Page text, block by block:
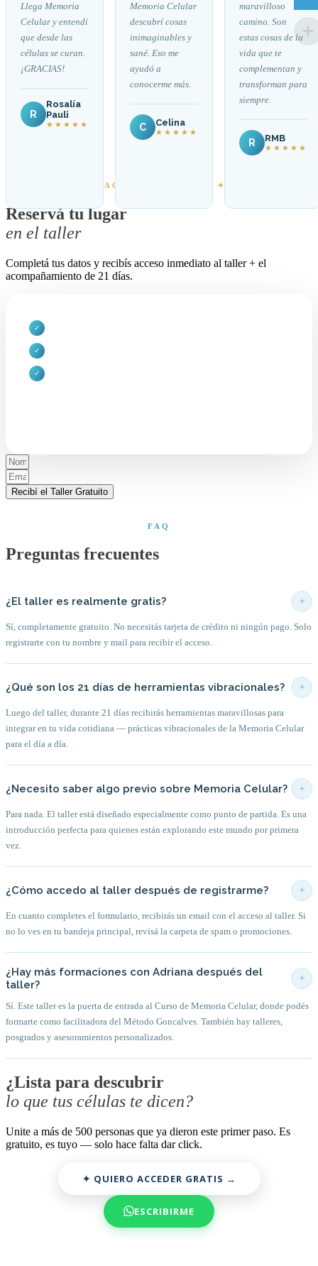
Llega Memoria
Celular y entendí
que desde las
células se curan.
¡GRACIAS!
R
Rosalía
Pauli
★★★★★
Memoria Celular
descubrí cosas
inimaginables y
sané. Eso me
ayudó a
conocerme más.
C Celina
★★★★★
maravilloso
camino. Son
estas cosas de la
vida que te
complementan y
transforman para
siempre.
R RMB
★★★★★
✦ ACCESO GRATUITO ✦
Reservá tu lugar
en el taller
Completá tus datos y recibís acceso inmediato al taller + el
acompañamiento de 21 días.
✓
✓
✓
Recibí el Taller Gratuito
FAQ
Preguntas frecuentes
¿El taller es realmente gratis? +
Sí, completamente gratuito. No necesitás tarjeta de crédito ni ningún pago. Solo
registrarte con tu nombre y mail para recibir el acceso.
¿Qué son los 21 días de herramientas vibracionales? +
Luego del taller, durante 21 días recibirás herramientas maravillosas para
integrar en tu vida cotidiana — prácticas vibracionales de la Memoria Celular
para el día a día.
¿Necesito saber algo previo sobre Memoria Celular? +
Para nada. El taller está diseñado especialmente como punto de partida. Es una
introducción perfecta para quienes están explorando este mundo por primera
vez.
¿Cómo accedo al taller después de registrarme? +
En cuanto completes el formulario, recibirás un email con el acceso al taller. Si
no lo ves en tu bandeja principal, revisá la carpeta de spam o promociones.
¿Hay más formaciones con Adriana después del
taller?
+
Sí. Este taller es la puerta de entrada al Curso de Memoria Celular, donde podés
formarte como facilitadora del Método Goncalves. También hay talleres,
posgrados y asesoramientos personalizados.
¿Lista para descubrir
lo que tus células te dicen?
Unite a más de 500 personas que ya dieron este primer paso. Es
gratuito, es tuyo — solo hace falta dar click.
✦ QUIERO ACCEDER GRATIS →
ESCRIBIRME